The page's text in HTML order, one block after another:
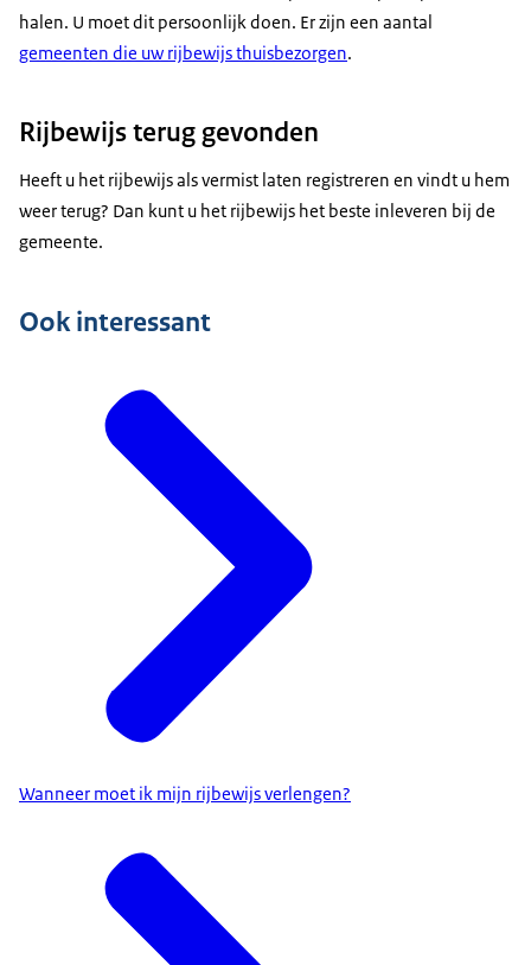
halen. U moet dit persoonlijk doen. Er zijn een aantal
gemeenten die uw rijbewijs thuisbezorgen.
Rijbewijs terug gevonden
Heeft u het rijbewijs als vermist laten registreren en vindt u hem
weer terug? Dan kunt u het rijbewijs het beste inleveren bij de
gemeente.
Ook interessant
Wanneer moet ik mijn rijbewijs verlengen?